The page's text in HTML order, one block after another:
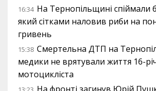
16:34 На Тернопільщині спіймали
який сітками наловив риби на
гривень
15:38 Смертельна ДТП на
медики не врятували життя 16-
мотоцикліста